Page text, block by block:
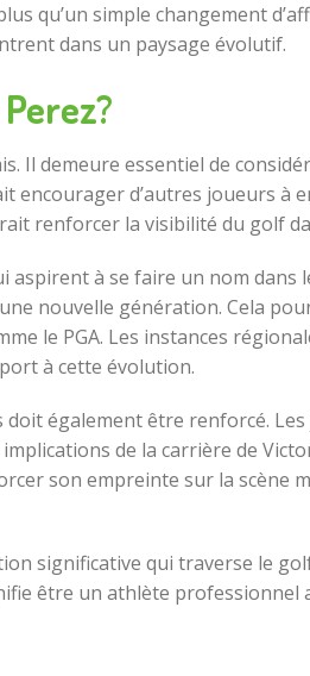
qu’un simple changement
dans un paysage évolutif.
Il demeure essentiel de
d’autres joueurs à
renforcer la visibilité du golf
à se faire un nom dans
nouvelle génération. Cela
le PGA. Les instances
à cette évolution.
également être renforcé.
de la carrière de
son empreinte sur la scène
significative qui traverse le
être un athlète professionnel